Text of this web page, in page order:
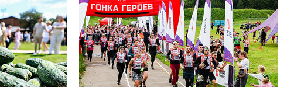
Иран в атаке на судно
нефтяной компании ADNOC в
Ормузе
вчера, 18:56«Газпром»: объем
газа в европейских подземных
хранилищах достиг
антирекорда